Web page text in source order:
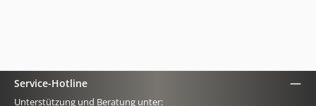
Service-Hotline
Unterstützung und Beratung unter: